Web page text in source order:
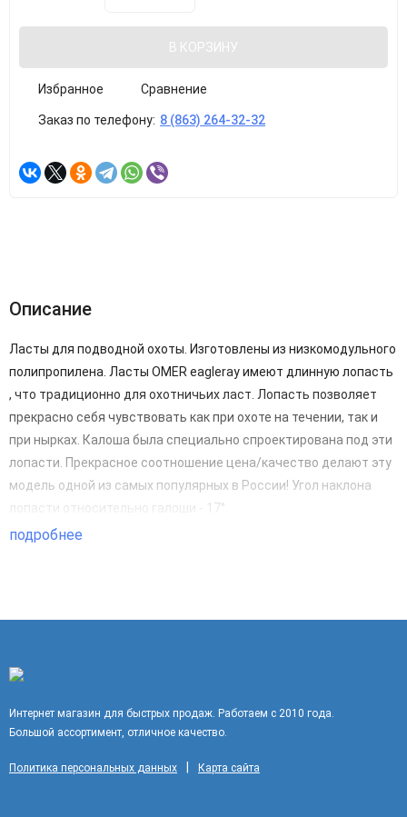
В КОРЗИНУ
Избранное Сравнение
Заказ по телефону: 8 (863) 264-32-32
Описание
Ласты для подводной охоты. Изготовлены из низкомодульного
полипропилена. Ласты OMER eagleray имеют длинную лопасть
, что традиционно для охотничьих ласт. Лопасть позволяет
прекрасно себя чувствовать как при охоте на течении, так и
при нырках. Калоша была специально спроектирована под эти
лопасти. Прекрасное соотношение цена/качество делают эту
модель одной из самых популярных в России! Угол наклона
лопасти относительно галоши - 17°.
подробнее
Интернет магазин для быстрых продаж. Работаем с 2010 года.
Большой ассортимент, отличное качество.
Политика персональных данных Карта сайта